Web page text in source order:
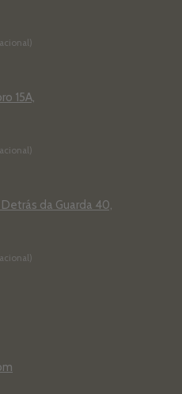
15A,
Detrás da Guarda 40,